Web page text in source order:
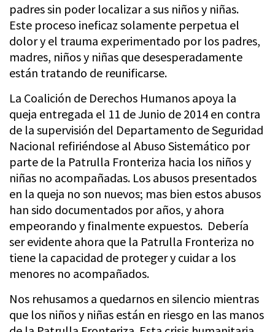
padres sin poder localizar a sus niños y niñas.
Este proceso ineficaz solamente perpetua el
dolor y el trauma experimentado por los padres,
madres, niños y niñas que desesperadamente
están tratando de reunificarse.
La Coalición de Derechos Humanos apoya la
queja entregada el 11 de Junio de 2014 en contra
de la supervisión del Departamento de Seguridad
Nacional refiriéndose al Abuso Sistemático por
parte de la Patrulla Fronteriza hacia los niños y
niñas no acompañadas. Los abusos presentados
en la queja no son nuevos; mas bien estos abusos
han sido documentados por años, y ahora
empeorando y finalmente expuestos. Debería
ser evidente ahora que la Patrulla Fronteriza no
tiene la capacidad de proteger y cuidar a los
menores no acompañados.
Nos rehusamos a quedarnos en silencio mientras
que los niños y niñas están en riesgo en las manos